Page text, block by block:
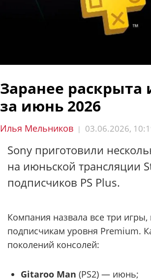
Заранее раскрыта
за июнь 2026
Илья Мельников | 03.06.2026,
Sony приготовили
на июньской трансляции
подписчиков PS Plus.
Компания назвала все три
подписчикам уровня Premium.
поколений консолей:
Gitaroo Man (PS2) — июнь;